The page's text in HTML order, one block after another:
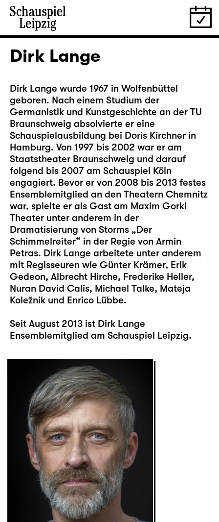
Dirk Lange
Dirk Lange wurde 1967 in Wolfenbüttel
geboren. Nach einem Studium der
Germanistik und Kunstgeschichte an der TU
Braunschweig absolvierte er eine
Schauspielausbildung bei Doris Kirchner in
Hamburg. Von 1997 bis 2002 war er am
Staatstheater Braunschweig und darauf
folgend bis 2007 am Schauspiel Köln
engagiert. Bevor er von 2008 bis 2013 festes
Ensemblemitglied an den Theatern Chemnitz
war, spielte er als Gast am Maxim Gorki
Theater unter anderem in der
Dramatisierung von Storms „Der
Schimmelreiter“ in der Regie von Armin
Petras. Dirk Lange arbeitete unter anderem
mit Regisseuren wie Günter Krämer, Erik
Gedeon, Albrecht Hirche, Frederike Heller,
Nuran David Calis, Michael Talke, Mateja
Koležnik und Enrico Lübbe.
Seit August 2013 ist Dirk Lange
Ensemblemitglied am Schauspiel Leipzig.